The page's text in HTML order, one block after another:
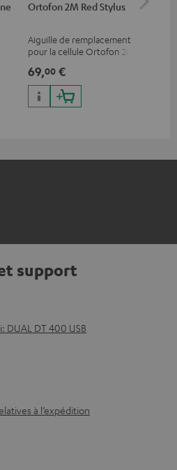
Ortofon 2M Red Stylus
Aiguille de remplacement
pour la cellule Ortofon 2M
69,00 €
support
DUAL DT 400 USB
à l’expédition